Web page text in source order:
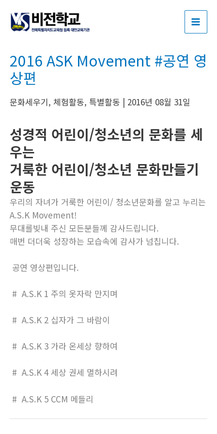
2016 ASK Movement #공연 영
상편
문화세우기, 체험활동, 특별활동 | 2016년 08월 31일
성경적 어린이/청소년의 문화를 세
우는
거룩한 어린이/청소년 문화만들기
운동
우리의 자녀가 거룩한 어린이/ 청소년문화를 알고 누리는
A.S.K Movement!
무대를빚내 주신 모든분들께 감사드립니다.
매번 더더욱 성장하는 모습속에 감사가 넘칩니다.
공연 영상편입니다.
# A.S.K 1 주의 옷자락 만지며
# A.S.K 2 십자가 그 바람이
# A.S.K 3 가라 온세상 향하여
# A.S.K 4 세상 권세 멸하시려
# A.S.K 5 CCM 메들리
스
트
색